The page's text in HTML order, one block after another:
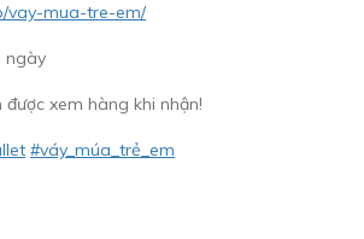
vay-mua-tre-em/
ngày
xem hàng khi nhận!
#váy_múa_trẻ_em